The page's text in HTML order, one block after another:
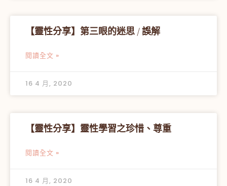
【靈性分享】第三眼的迷思 / 誤解
閱讀全文 »
16 4 月, 2020
【靈性分享】靈性學習之珍惜、尊重
閱讀全文 »
16 4 月, 2020